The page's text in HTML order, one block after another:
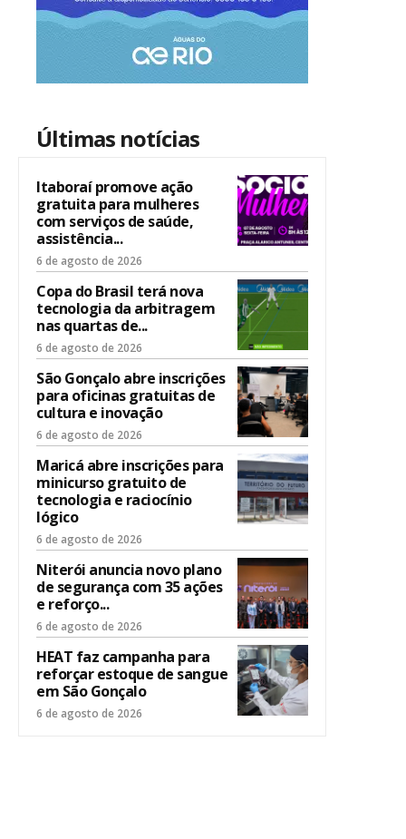
Últimas notícias
Itaboraí promove ação
gratuita para mulheres
com serviços de saúde,
assistência...
6 de agosto de 2026
Copa do Brasil terá nova
tecnologia da arbitragem
nas quartas de...
6 de agosto de 2026
São Gonçalo abre inscrições
para oficinas gratuitas de
cultura e inovação
6 de agosto de 2026
Maricá abre inscrições para
minicurso gratuito de
tecnologia e raciocínio
lógico
6 de agosto de 2026
Niterói anuncia novo plano
de segurança com 35 ações
e reforço...
6 de agosto de 2026
HEAT faz campanha para
reforçar estoque de sangue
em São Gonçalo
6 de agosto de 2026